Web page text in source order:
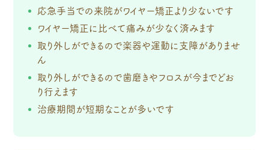
応急手当での来院がワイヤー矯正より少ないです
ワイヤー矯正に比べて痛みが少なく済みます
取り外しができるので楽器や運動に支障がありませ
ん
取り外しができるので歯磨きやフロスが今までどお
り行えます
治療期間が短期なことが多いです